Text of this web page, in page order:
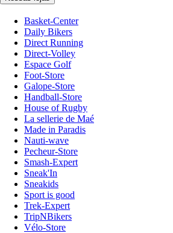
Basket-Center
Daily Bikers
Direct Running
Direct-Volley
Espace Golf
Foot-Store
Galope-Store
Handball-Store
House of Rugby
La sellerie de Maé
Made in Paradis
Nauti-wave
Pecheur-Store
Smash-Expert
Sneak'In
Sneakids
Sport is good
Trek-Expert
TripNBikers
Vélo-Store